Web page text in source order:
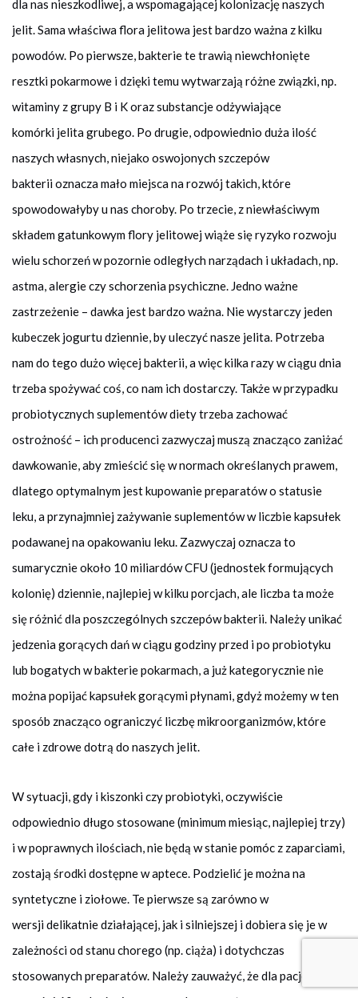
dla nas nieszkodliwej, a wspomagającej kolonizację naszych
jelit. Sama właściwa flora jelitowa jest bardzo ważna z kilku
powodów. Po pierwsze, bakterie te trawią niewchłonięte
resztki pokarmowe i dzięki temu wytwarzają różne związki, np.
witaminy z grupy B i K oraz substancje odżywiające
komórki jelita grubego. Po drugie, odpowiednio duża ilość
naszych własnych, niejako oswojonych szczepów
bakterii oznacza mało miejsca na rozwój takich, które
spowodowałyby u nas choroby. Po trzecie, z niewłaściwym
składem gatunkowym flory jelitowej wiąże się ryzyko rozwoju
wielu schorzeń w pozornie odległych narządach i układach, np.
astma, alergie czy schorzenia psychiczne. Jedno ważne
zastrzeżenie – dawka jest bardzo ważna. Nie wystarczy jeden
kubeczek jogurtu dziennie, by uleczyć nasze jelita. Potrzeba
nam do tego dużo więcej bakterii, a więc kilka razy w ciągu dnia
trzeba spożywać coś, co nam ich dostarczy. Także w przypadku
probiotycznych suplementów diety trzeba zachować
ostrożność – ich producenci zazwyczaj muszą znacząco zaniżać
dawkowanie, aby zmieścić się w normach określanych prawem,
dlatego optymalnym jest kupowanie preparatów o statusie
leku, a przynajmniej zażywanie suplementów w liczbie kapsułek
podawanej na opakowaniu leku. Zazwyczaj oznacza to
sumarycznie około 10 miliardów CFU (jednostek formujących
kolonię) dziennie, najlepiej w kilku porcjach, ale liczba ta może
się różnić dla poszczególnych szczepów bakterii. Należy unikać
jedzenia gorących dań w ciągu godziny przed i po probiotyku
lub bogatych w bakterie pokarmach, a już kategorycznie nie
można popijać kapsułek gorącymi płynami, gdyż możemy w ten
sposób znacząco ograniczyć liczbę mikroorganizmów, które
całe i zdrowe dotrą do naszych jelit.
W sytuacji, gdy i kiszonki czy probiotyki, oczywiście
odpowiednio długo stosowane (minimum miesiąc, najlepiej trzy)
i w poprawnych ilościach, nie będą w stanie pomóc z zaparciami,
zostają środki dostępne w aptece. Podzielić je można na
syntetyczne i ziołowe. Te pierwsze są zarówno w
wersji delikatnie działającej, jak i silniejszej i dobiera się je w
zależności od stanu chorego (np. ciąża) i dotychczas
stosowanych preparatów. Należy zauważyć, że dla pacjentów